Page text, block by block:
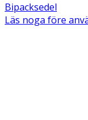
Bipacksedel
Läs noga före